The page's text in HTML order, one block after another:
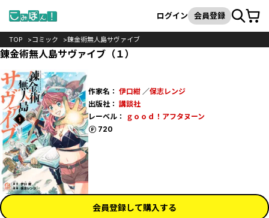
検索
ログイン 会員登録カート
TOP コミック 錬金術無人島サヴァイブ
錬金術無人島サヴァイブ（１）
作家名： 伊口紺／保志レンジ
出版社： 講談社
レーベル：
ｇｏｏｄ！アフタヌーン
720
ポイント
会員登録して購入する